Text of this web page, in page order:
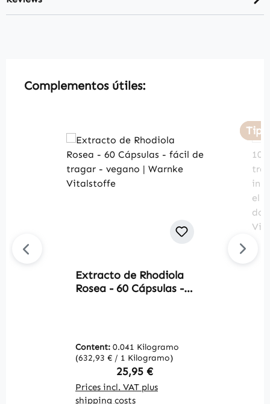
Skip product gallery
Complementos útiles:
Extracto de Rhodiola
Rosea - 60 Cápsulas -
Content: 0.041 Kilogramo
(632,93 € / 1 Kilogramo)
Regular price:
25,95 €
Prices incl. VAT plus
shipping costs
Tip
Tip